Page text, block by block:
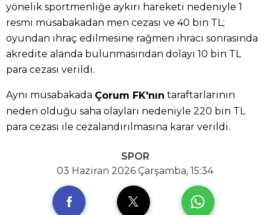
yönelik sportmenliğe aykırı hareketi nedeniyle 1
resmi müsabakadan men cezası ve 40 bin TL;
oyundan ihraç edilmesine rağmen ihracı sonrasında
akredite alanda bulunmasından dolayı 10 bin TL
para cezası verildi.
Aynı müsabakada Çorum FK'nın taraftarlarının
neden olduğu saha olayları nedeniyle 220 bin TL
para cezası ile cezalandırılmasına karar verildi.
SPOR
03 Haziran 2026 Çarşamba, 15:34